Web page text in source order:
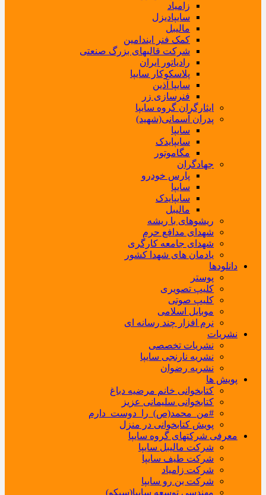
زامیاد
سایپادیزل
مالیبل
کمک فنر ایندامین
شرکت قالبهای بزرگ صنعتی
رادیاتور ایران
پلاسکوکار سایپا
سایپا آذین
فنرسازی زر
ایثارگران گروه سایپا
پدران آسمانی(شهید)
سایپا
سایپایدک
مگاموتور
جهادگران
پارس خودرو
سایپا
سایپایدک
مالیبل
ریشوهای با ریشه
شهدای مدافع حرم
شهدای جامعه کارگری
یادمان های شهدا کشور
دانلودها
پوستر
کلیپ تصویری
کلیپ صوتی
موبایل اسلامی
نرم افزار چند رسانه ای
نشریات
نشریات تخصصی
نشریه نارنجی سایپا
نشریه رضوان
پویش ها
کتابخوانی خانم مرضیه دباغ
کتابخوانی سلیمانی عزیز
#من_محمد(ص)_را_دوست_دارم
پویش کتابخوانی در منزل
معرفی شرکتهای گروه سایپا
شرکت مالیبل سایپا
شرکت طیف سایپا
شرکت زامیاد
شرکت بن رو سایپا
مهندسی توسعه سایپا(سیکو)